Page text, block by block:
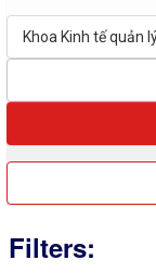
Filters: